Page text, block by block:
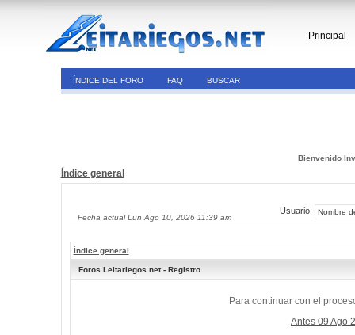
Principal
ÍNDICE DEL FORO FAQ BUSCAR
Bienvenido
Índice general
Fecha actual Lun Ago 10, 2026 11:39 am
Usuario:
Índice general
Foros Leitariegos.net - Registro
Para continuar con el
Antes 09 Ago